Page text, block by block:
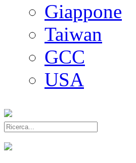
Giappone
Taiwan
GCC
USA